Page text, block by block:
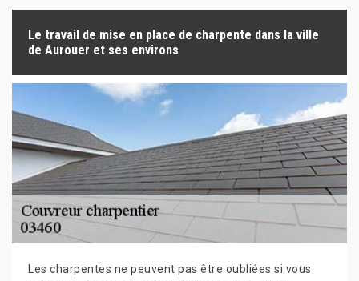
Le travail de mise en place de charpente dans la ville
de Aurouer et ses environs
Les charpentes ne peuvent pas être oubliées si vous